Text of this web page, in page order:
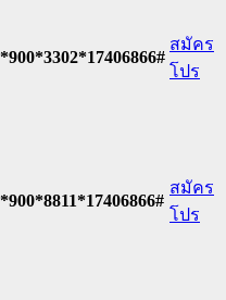
*900*3302*17406866#
สมัคร
โปร
*900*8811*17406866#
สมัคร
โปร